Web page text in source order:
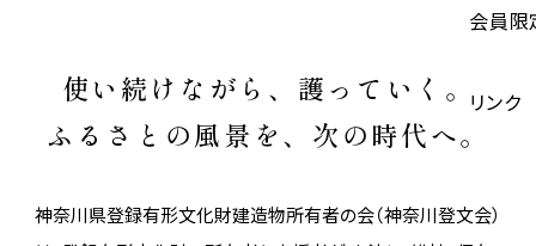
会員限
リンク
使い続けながら、護っていく。
ふるさとの風景を、次の時代へ。
神奈川県登録有形文化財建造物所有者の会（神奈川登文会）